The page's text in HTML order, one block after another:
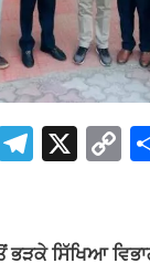
T
gr
X C
y
ਭੜਕੇ ਸਿੱਖਿਆ